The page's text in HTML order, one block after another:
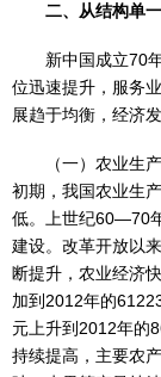
二、从结构单
新中国成立70
位迅速提升，服务
展趋于均衡，经济
（一）农业生
初期，我国农业生
低。上世纪60—70
建设。改革开放以
断提升，农业经济
加到2012年的
元上升到2012年的
持续提高，主要农